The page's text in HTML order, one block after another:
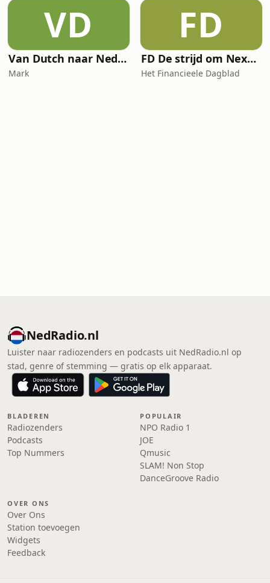
VD
Van Dutch naar Nederlands
Mark
FD
FD De strijd om Nexperia
Het Financieele Dagblad
NedRadio.nl
Luister naar radiozenders en podcasts uit NedRadio.nl op
stad, genre of stemming — gratis op elk apparaat.
BLADEREN
Radiozenders
Podcasts
Top Nummers
POPULAIR
NPO Radio 1
JOE
Qmusic
SLAM! Non Stop
DanceGroove Radio
OVER ONS
Over Ons
Station toevoegen
Widgets
Feedback